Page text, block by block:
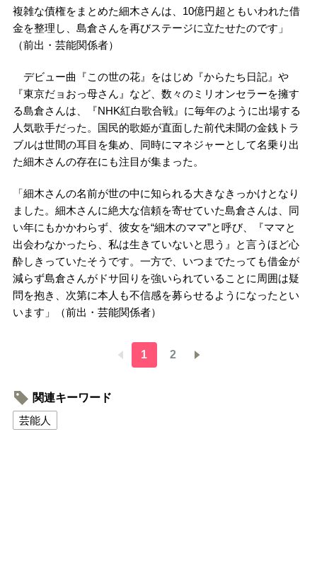
複雑な債権をまとめた細木さんは、10億円超ともいわれた借
金を整理し、島倉さんを再びステージに立たせたのです」
（前出・芸能関係者）
デビュー曲『この世の花』をはじめ『からたち日記』や
『東京だョおっ母さん』など、数々のミリオンセラーを擁す
る島倉さんは、『NHK紅白歌合戦』に毎年のように出場する
人気歌手だった。国民的歌姫が直面した前代未聞の金銭トラ
ブルは世間の耳目を集め、同時にマネジャーとして名乗り出
た細木さんの存在にも注目が集まった。
「細木さんの名前が世の中に知られる大きなきっかけとなり
ました。細木さんに絶大な信頼を寄せていた島倉さんは、同
い年にもかかわらず、彼女を“細木のママ”と呼び、『ママと
出会わなかったら、私は生きていないと思う』と言うほど心
酔しきっていたそうです。一方で、いつまでたっても借金が
減らず島倉さんがドサ回りを強いられていることに周囲は疑
問を抱き、次第に本人も不信感を募らせるようになったとい
います」（前出・芸能関係者）
1 2
関連キーワード
芸能人